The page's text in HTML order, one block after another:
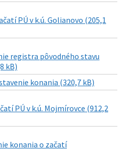
PÚ v k.ú. Golianovo (205,1
registra pôvodného stavu
kB)
konania (320,7 kB)
PÚ v k.ú. Mojmírovce (912,2
konania o začatí